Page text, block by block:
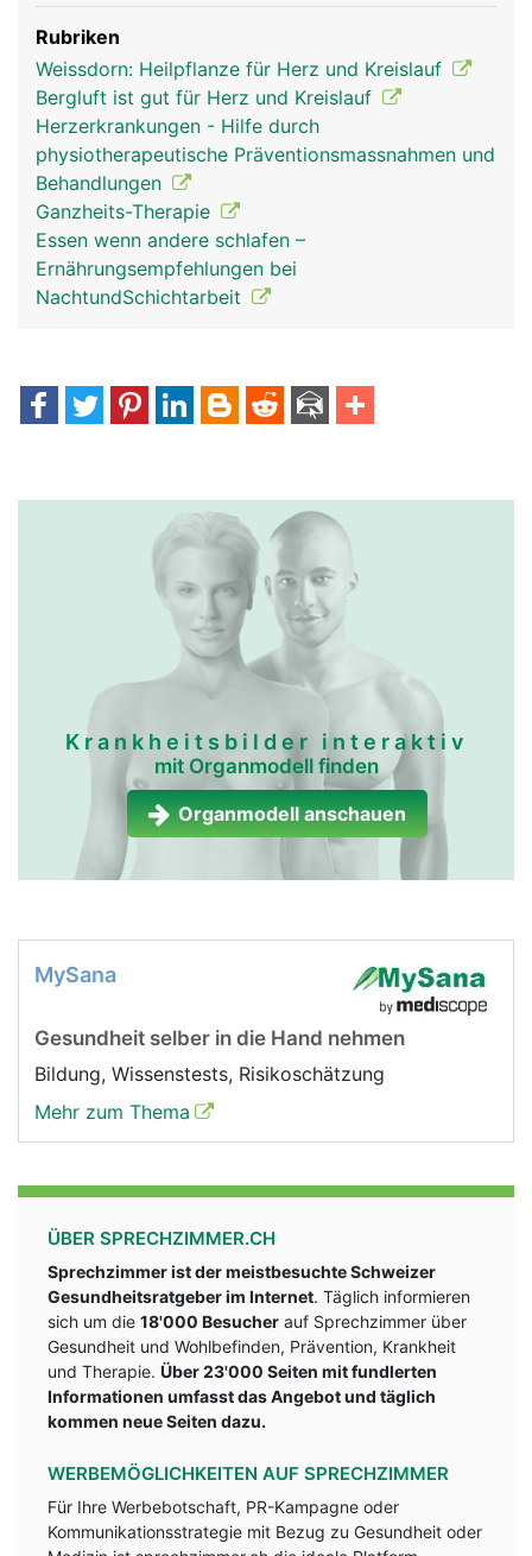
Rubriken
Weissdorn: Heilpflanze für Herz und Kreislauf
Bergluft ist gut für Herz und Kreislauf
Herzerkrankungen - Hilfe durch
physiotherapeutische Präventionsmassnahmen und
Behandlungen
Ganzheits-Therapie
Essen wenn andere schlafen –
Ernährungsempfehlungen bei
NachtundSchichtarbeit
Krankheitsbilder interaktiv
mit Organmodell finden
Organmodell anschauen
MySana
Gesundheit selber in die Hand nehmen
Bildung, Wissenstests, Risikoschätzung
Mehr zum Thema
ÜBER SPRECHZIMMER.CH
Sprechzimmer ist der meistbesuchte Schweizer
Gesundheitsratgeber im Internet. Täglich informieren
sich um die 18'000 Besucher auf Sprechzimmer über
Gesundheit und Wohlbefinden, Prävention, Krankheit
und Therapie. Über 23'000 Seiten mit fundlerten
Informationen umfasst das Angebot und täglich
kommen neue Seiten dazu.
WERBEMÖGLICHKEITEN AUF SPRECHZIMMER
Für Ihre Werbebotschaft, PR-Kampagne oder
Kommunikationsstrategie mit Bezug zu Gesundheit oder